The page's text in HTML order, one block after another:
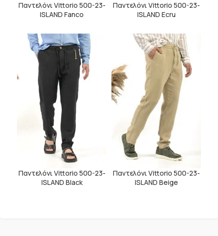
Παντελόνι Vittorio 500-23-
ISLAND Fanco
Παντελόνι Vittorio 500-23-
ISLAND Ecru
Παντελόνι Vittorio 500-23-
ISLAND Black
Παντελόνι Vittorio 500-23-
ISLAND Beige